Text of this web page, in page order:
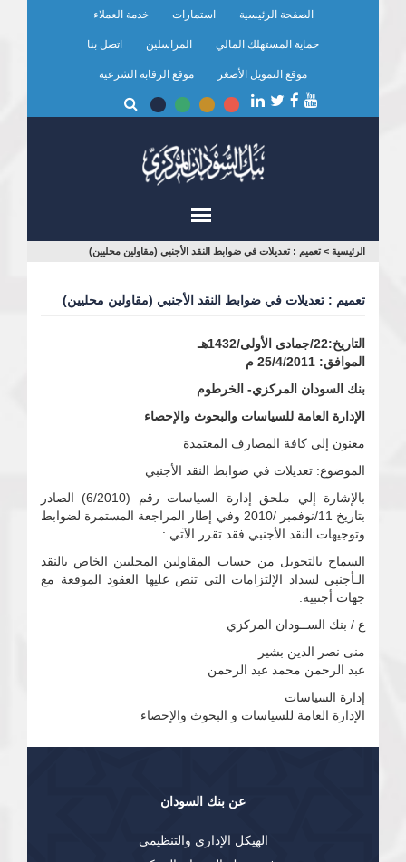
الصفحة الرئيسية استمارات خدمة العملاء
حماية المستهلك المالي المراسلين اتصل بنا
موقع التمويل الأصغر موقع الرقابة الشرعية
أنت
الرئيسية > تعميم : تعديلات في ضوابط النقد الأجنبي (مقاولين محليين)
تعميم : تعديلات في ضوابط النقد الأجنبي (مقاولين محليين)
التاريخ:22/جمادى الأولى/1432هـ
الموافق: 25/4/2011 م
بنك السودان المركزي- الخرطوم
الإدارة العامة للسياسات والبحوث والإحصاء
معنون إلي كافة المصارف المعتمدة
الموضوع: تعديلات في ضوابط النقد الأجنبي
بالإشارة إلي ملحق إدارة السياسات رقم (6/2010) الصادر
بتاريخ 11/نوفمبر /2010 وفي إطار المراجعة المستمرة لضوابط
وتوجيهات النقد الأجنبي فقد تقرر الآتي :
السماح بالتحويل من حساب المقاولين المحليين الخاص بالنقد
الـأجنبي لسداد الإلتزامات التي تنص عليها العقود الموقعة مع
جهات أجنبية.
ع / بنك الســودان المركزي
منى نصر الدين بشير
عبد الرحمن محمد عبد الرحمن
إدارة السياسات
الإدارة العامة للسياسات و البحوث والإحصاء
عن بنك السودان
الهيكل الإداري والتنظيمي